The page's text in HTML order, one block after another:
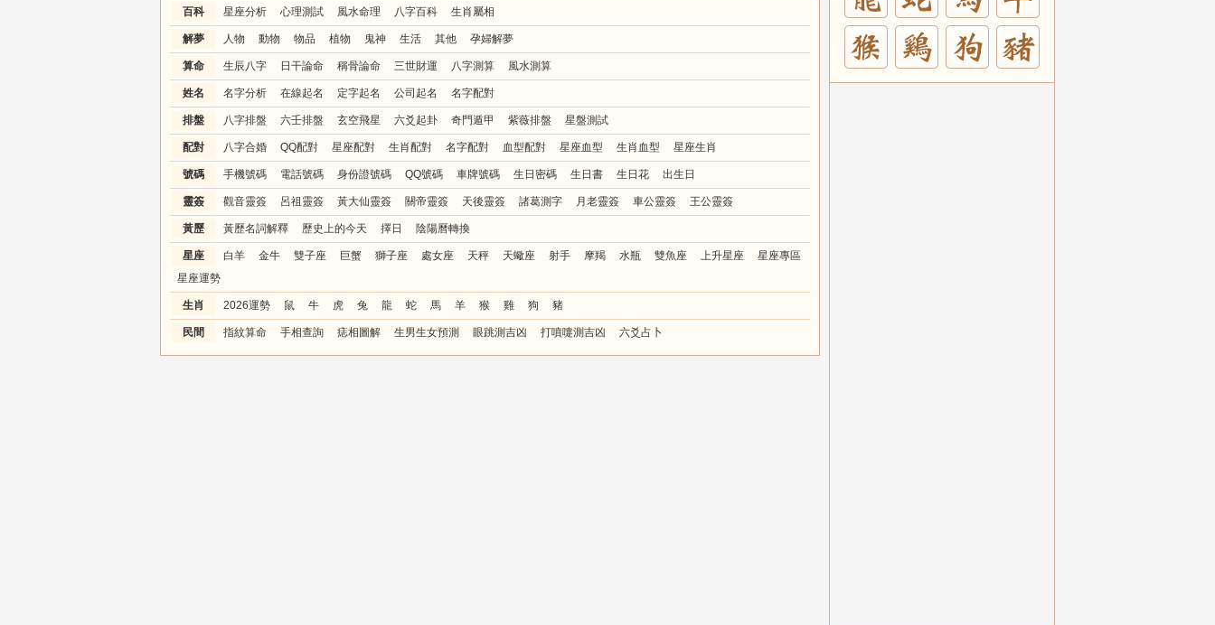
百科 星座分析 心理測試 風水命理 八字百科 生肖屬相
解夢 人物 動物 物品 植物 鬼神 生活 其他 孕婦解夢
算命 生辰八字 日干論命 稱骨論命 三世財運 八字測算 風水測算
姓名 名字分析 在線起名 定字起名 公司起名 名字配對
排盤 八字排盤 六壬排盤 玄空飛星 六爻起卦 奇門遁甲 紫薇排盤 星盤測試
配對 八字合婚 QQ配對 星座配對 生肖配對 名字配對 血型配對 星座血型 生肖血型 星座生肖
號碼 手機號碼 電話號碼 身份證號碼 QQ號碼 車牌號碼 生日密碼 生日書 生日花 出生日
靈簽 觀音靈簽 呂祖靈簽 黃大仙靈簽 關帝靈簽 天後靈簽 諸葛測字 月老靈簽 車公靈簽 王公靈簽
黃歷 黃歷名詞解釋 歷史上的今天 擇日 陰陽曆轉換
星座 白羊 金牛 雙子座 巨蟹 獅子座 處女座 天秤 天蠍座 射手 摩羯 水瓶 雙魚座 上升星座
星座專區
星座運勢
生肖 2026運勢 鼠 牛 虎 兔 龍 蛇 馬 羊 猴 雞 狗 豬
民間 指紋算命 手相查詢 痣相圖解 生男生女預測 眼跳測吉凶 打噴嚏測吉凶 六爻占卜